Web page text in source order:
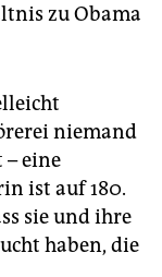
zu Obama
niemand
– eine
ist auf 180.
sie und ihre
haben, die